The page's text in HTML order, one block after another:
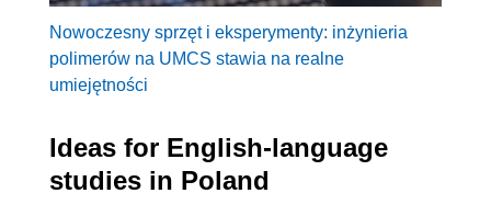
Nowoczesny sprzęt i eksperymenty: inżynieria
polimerów na UMCS stawia na realne
umiejętności
Ideas for English-language
studies in Poland